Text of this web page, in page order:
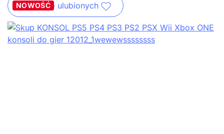
Dodaj do ulubionych
NOWOŚĆ